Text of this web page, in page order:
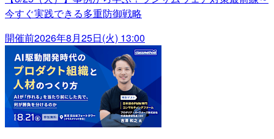
今すぐ実践できる多重防御戦略
開催前2026年8月25日(火) 13:00